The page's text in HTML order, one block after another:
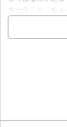
キーなこと、ち